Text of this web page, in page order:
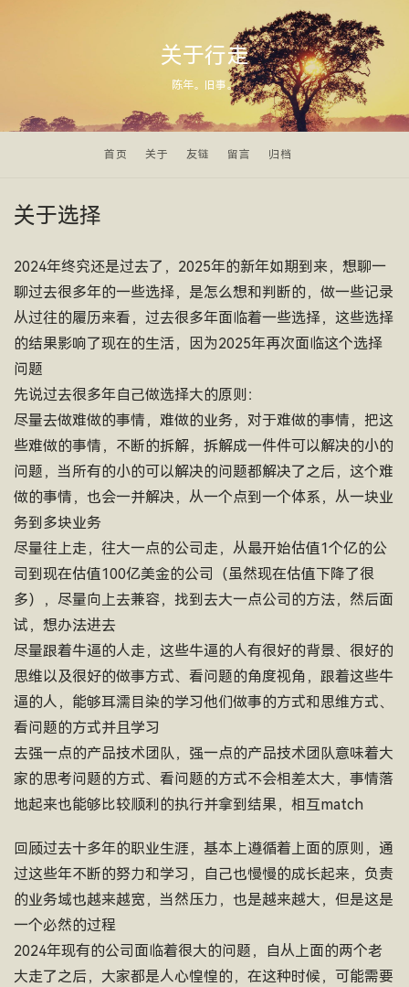
关于行走
陈年。旧事。
首页 关于 友链 留言 归档
关于选择
2024年终究还是过去了，2025年的新年如期到来，想聊一
聊过去很多年的一些选择，是怎么想和判断的，做一些记录
从过往的履历来看，过去很多年面临着一些选择，这些选择
的结果影响了现在的生活，因为2025年再次面临这个选择
问题
先说过去很多年自己做选择大的原则：
尽量去做难做的事情，难做的业务，对于难做的事情，把这
些难做的事情，不断的拆解，拆解成一件件可以解决的小的
问题，当所有的小的可以解决的问题都解决了之后，这个难
做的事情，也会一并解决，从一个点到一个体系，从一块业
务到多块业务
尽量往上走，往大一点的公司走，从最开始估值1个亿的公
司到现在估值100亿美金的公司（虽然现在估值下降了很
多），尽量向上去兼容，找到去大一点公司的方法，然后面
试，想办法进去
尽量跟着牛逼的人走，这些牛逼的人有很好的背景、很好的
思维以及很好的做事方式、看问题的角度视角，跟着这些牛
逼的人，能够耳濡目染的学习他们做事的方式和思维方式、
看问题的方式并且学习
去强一点的产品技术团队，强一点的产品技术团队意味着大
家的思考问题的方式、看问题的方式不会相差太大，事情落
地起来也能够比较顺利的执行并拿到结果，相互match
回顾过去十多年的职业生涯，基本上遵循着上面的原则，通
过这些年不断的努力和学习，自己也慢慢的成长起来，负责
的业务域也越来越宽，当然压力，也是越来越大，但是这是
一个必然的过程
2024年现有的公司面临着很大的问题，自从上面的两个老
大走了之后，大家都是人心惶惶的，在这种时候，可能需要